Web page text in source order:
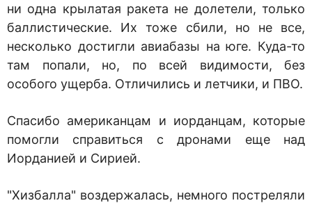
ни одна крылатая ракета не долетели, только
баллистические. Их тоже сбили, но не все,
несколько достигли авиабазы на юге. Куда-то
там попали, но, по всей видимости, без
особого ущерба. Отличились и летчики, и ПВО.
Спасибо американцам и иорданцам, которые
помогли справиться с дронами еще над
Иорданией и Сирией.
"Хизбалла" воздержалась, немного постреляли